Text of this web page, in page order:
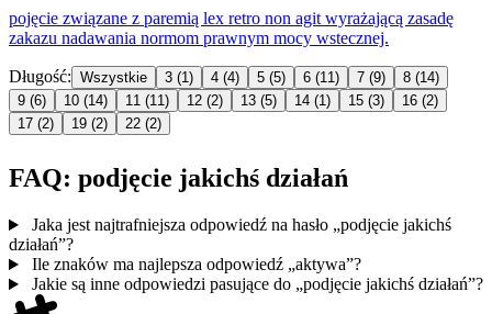
pojęcie związane z paremią lex retro non agit wyrażającą zasadę
zakazu nadawania normom prawnym mocy wstecznej.
Długość: Wszystkie 3 (1) 4 (4) 5 (5) 6 (11) 7 (9) 8 (14)
9 (6) 10 (14) 11 (11) 12 (2) 13 (5) 14 (1) 15 (3) 16 (2)
17 (2) 19 (2) 22 (2)
FAQ: podjęcie jakichś działań
Jaka jest najtrafniejsza odpowiedź na hasło „podjęcie jakichś
działań”?
Ile znaków ma najlepsza odpowiedź „aktywa”?
Jakie są inne odpowiedzi pasujące do „podjęcie jakichś działań”?